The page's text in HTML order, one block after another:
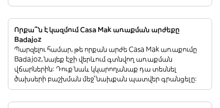
Որքա՞ն է կազմում Casa Mak առաքման արժեքը
Badajoz
Պարզելու համար, թե որքան արժե Casa Mak առաքումը
Badajoz, նայեք էջի վերևում գտնվող առաքման
վճարներին: Դուք նաև կկարողանաք դա տեսնել
ծախսերի բաշխման մեջ՝ նախքան պատվեր գրանցելը: